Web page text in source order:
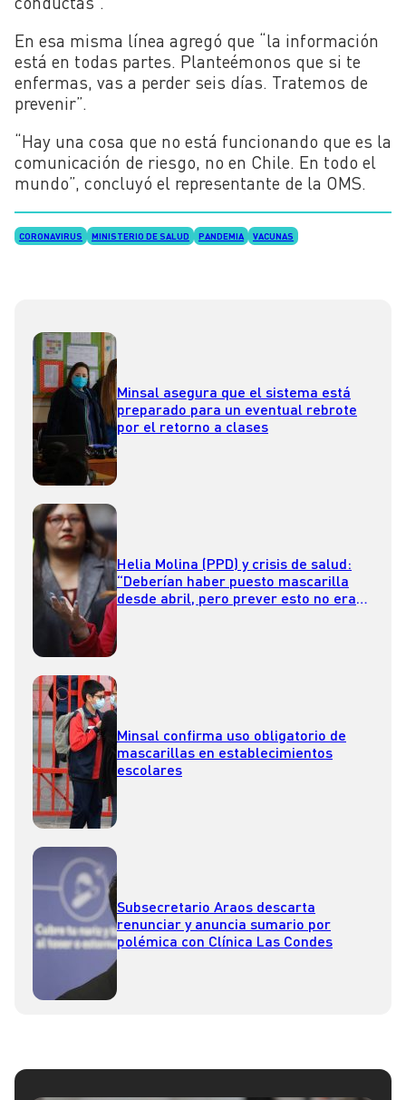
En esa misma línea agregó que “la información
está en todas partes. Planteémonos que si te
enfermas, vas a perder seis días. Tratemos de
prevenir”.
“Hay una cosa que no está funcionando que es la
comunicación de riesgo, no en Chile. En todo el
mundo”, concluyó el representante de la OMS.
CORONAVIRUS MINISTERIO DE SALUD PANDEMIA VACUNAS
Minsal asegura que el sistema está
preparado para un eventual rebrote
por el retorno a clases
Helia Molina (PPD) y crisis de salud:
“Deberían haber puesto mascarilla
desde abril, pero prever esto no era
Minsal confirma uso obligatorio de
mascarillas en establecimientos
escolares
Subsecretario Araos descarta
renunciar y anuncia sumario por
polémica con Clínica Las Condes